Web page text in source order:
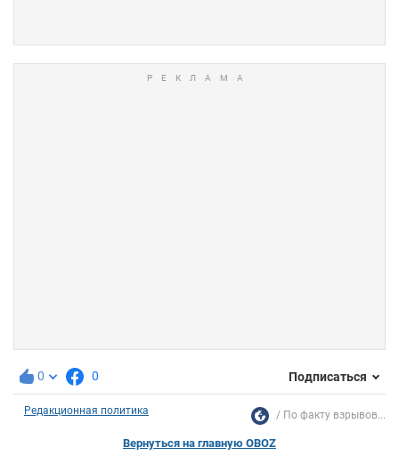
0 0 Подписаться
Редакционная политика По факту взрывов...
Вернуться на главную OBOZ